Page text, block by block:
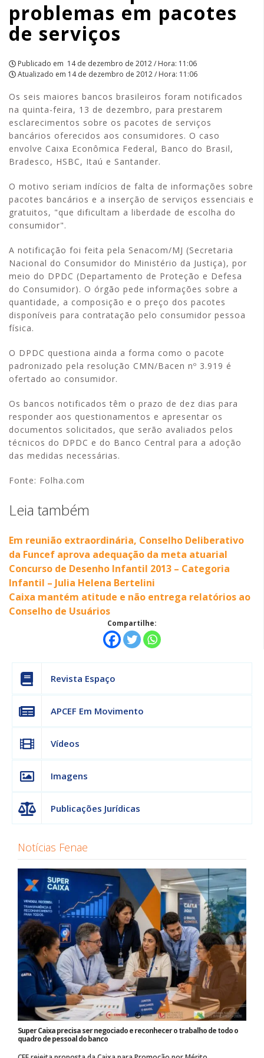
|
APCEF/SP
problemas em pacotes
de serviços
Publicado em 14 de dezembro de 2012 / Hora: 11:06
Atualizado em 14 de dezembro de 2012 / Hora: 11:06
Os seis maiores bancos brasileiros foram notificados
na quinta-feira, 13 de dezembro, para prestarem
esclarecimentos sobre os pacotes de serviços
bancários oferecidos aos consumidores. O caso
envolve Caixa Econômica Federal, Banco do Brasil,
Bradesco, HSBC, Itaú e Santander.
O motivo seriam indícios de falta de informações sobre
pacotes bancários e a inserção de serviços essenciais e
gratuitos, "que dificultam a liberdade de escolha do
consumidor".
A notificação foi feita pela Senacom/MJ (Secretaria
Nacional do Consumidor do Ministério da Justiça), por
meio do DPDC (Departamento de Proteção e Defesa
do Consumidor). O órgão pede informações sobre a
quantidade, a composição e o preço dos pacotes
disponíveis para contratação pelo consumidor pessoa
física.
O DPDC questiona ainda a forma como o pacote
padronizado pela resolução CMN/Bacen nº 3.919 é
ofertado ao consumidor.
Os bancos notificados têm o prazo de dez dias para
responder aos questionamentos e apresentar os
documentos solicitados, que serão avaliados pelos
técnicos do DPDC e do Banco Central para a adoção
das medidas necessárias.
Fonte: Folha.com
Leia também
Em reunião extraordinária, Conselho Deliberativo
da Funcef aprova adequação da meta atuarial
Concurso de Desenho Infantil 2013 – Categoria
Infantil – Julia Helena Bertelini
Caixa mantém atitude e não entrega relatórios ao
Conselho de Usuários
Compartilhe:
Revista Espaço
APCEF Em Movimento
Vídeos
Imagens
Publicações Jurídicas
Notícias Fenae
Super Caixa precisa ser negociado e reconhecer o trabalho de todo o
quadro de pessoal do banco